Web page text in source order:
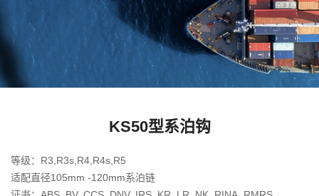
KS50型系泊钩
等级：R3,R3s,R4,R4s,R5
适配直径105mm -120mm系泊链